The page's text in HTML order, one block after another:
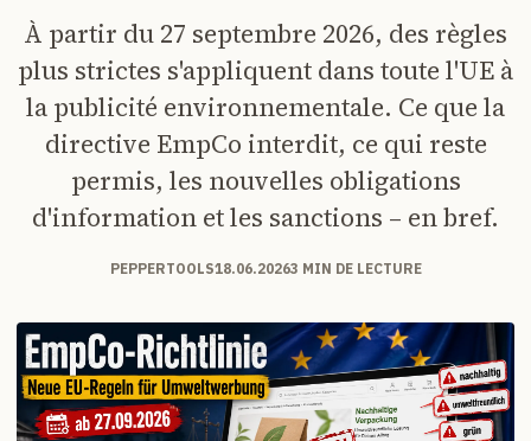
À partir du 27 septembre 2026, des règles
plus strictes s'appliquent dans toute l'UE à
la publicité environnementale. Ce que la
directive EmpCo interdit, ce qui reste
permis, les nouvelles obligations
d'information et les sanctions – en bref.
PEPPERTOOLS18.06.20263 MIN DE LECTURE